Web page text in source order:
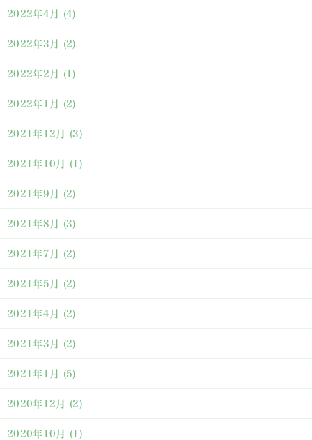
2022年4月 (4)
2022年3月 (2)
2022年2月 (1)
2022年1月 (2)
2021年12月 (3)
2021年10月 (1)
2021年9月 (2)
2021年8月 (3)
2021年7月 (2)
2021年5月 (2)
2021年4月 (2)
2021年3月 (2)
2021年1月 (5)
2020年12月 (2)
2020年10月 (1)